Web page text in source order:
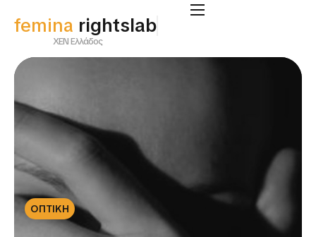
femina supportlab
ΧΕΝ Ελλάδος
ΟΠΤΙΚΗ